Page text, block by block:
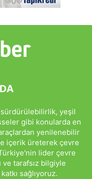
yeşil
gibi konularda en
yenilenebilir
içerik üreterek çevre
lider çevre
tarafsız bilgiyle
sağlıyoruz.